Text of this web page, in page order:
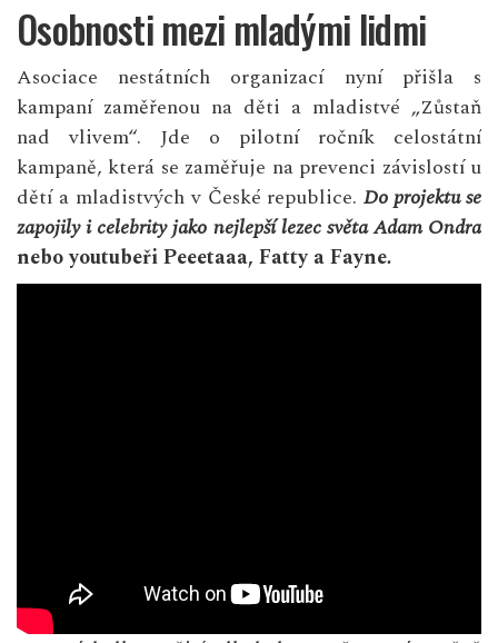
Osobnosti mezi mladými lidmi
Asociace nestátních organizací nyní přišla s
kampaní zaměřenou na děti a mladistvé „Zůstaň
nad vlivem“. Jde o pilotní ročník celostátní
kampaně, která se zaměřuje na prevenci závislostí u
dětí a mladistvých v České republice.Do projektu se
zapojily i celebrity jako nejlepší lezec světa Adam Ondra
nebo youtubeři Peeetaaa, Fatty a Fayne.